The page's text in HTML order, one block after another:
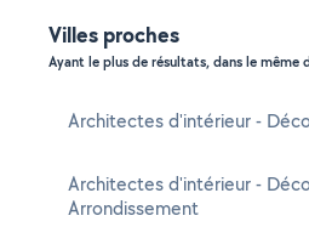
Villes proches
Ayant le plus de résultats, dans le même
Architectes d'intérieur -
Architectes d'intérieur -
Arrondissement